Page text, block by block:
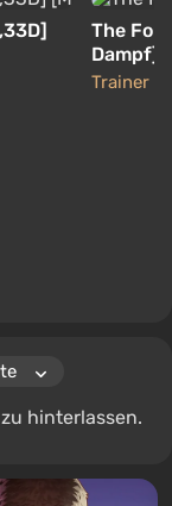
The
Dampf]
Trainer
hinterlassen.